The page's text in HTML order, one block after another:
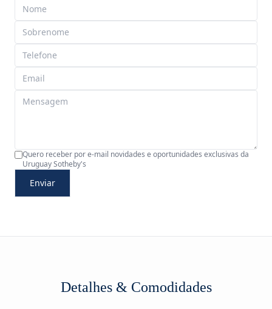
Quero receber por e-mail novidades e oportunidades exclusivas da
Uruguay Sotheby's
Enviar
Detalhes & Comodidades